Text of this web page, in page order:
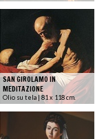
SAN GIROLAMO IN
MEDITAZIONE
Olio su tela | 81 x 118 cm.